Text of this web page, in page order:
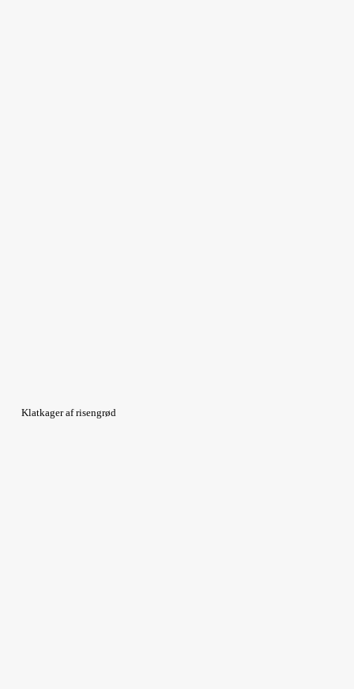
Klatkager af risengrød